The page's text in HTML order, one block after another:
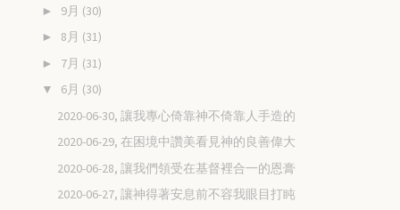
► 9月 (30)
► 8月 (31)
► 7月 (31)
▼ 6月 (30)
2020-06-30, 讓我專心倚靠神不倚靠人手造的
2020-06-29, 在困境中讚美看見神的良善偉大
2020-06-28, 讓我們領受在基督裡合一的恩膏
2020-06-27, 讓神得著安息前不容我眼目打盹